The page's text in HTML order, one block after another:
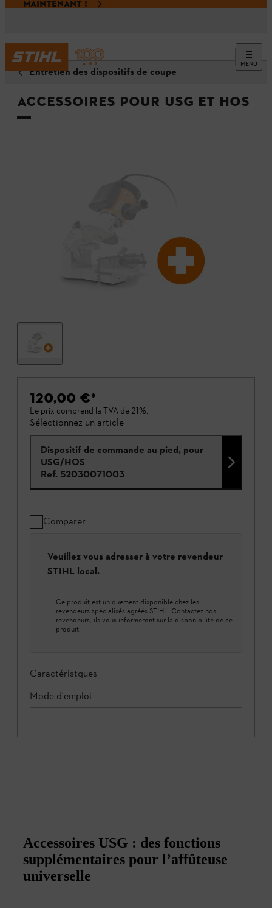
MAINTENANT !
MENU
Entretien des dispositifs de coupe
Accessoires pour USG et HOS
120,00 €*
Le prix comprend la TVA de 21%.
Sélectionnez un article
Dispositif de commande au pied, pour
USG/HOS
Ref. 52030071003
Comparer
Veuillez vous adresser à votre revendeur
STIHL local.
Ce produit est uniquement disponible chez les
revendeurs spécialisés agréés STIHL. Contactez nos
revendeurs, ils vous informeront sur la disponibilité de ce
produit.
Caractéristques
Mode d'emploi
Accessoires USG : des fonctions
supplémentaires pour l’affûteuse
universelle